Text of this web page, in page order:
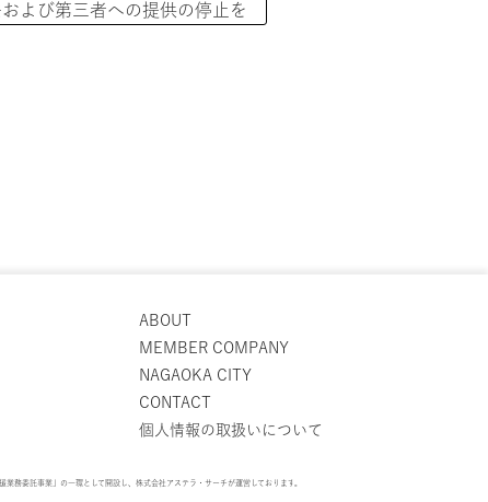
よび第三者への提供の停止を
いたしません。なお、当協議
ABOUT
MEMBER COMPANY
NAGAOKA CITY
CONTACT
個人情報の取扱いについて
務委託事業」の一環として開設し、株式会社アステラ・サーチが運営しております。